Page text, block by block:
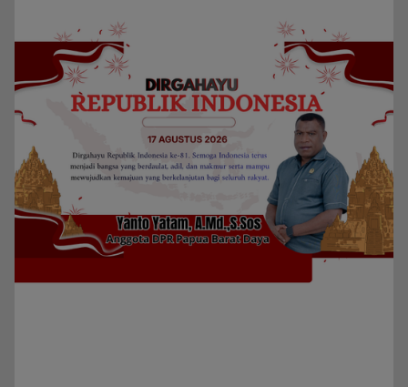
Kategori
Berita
Home
Papua Barat Daya